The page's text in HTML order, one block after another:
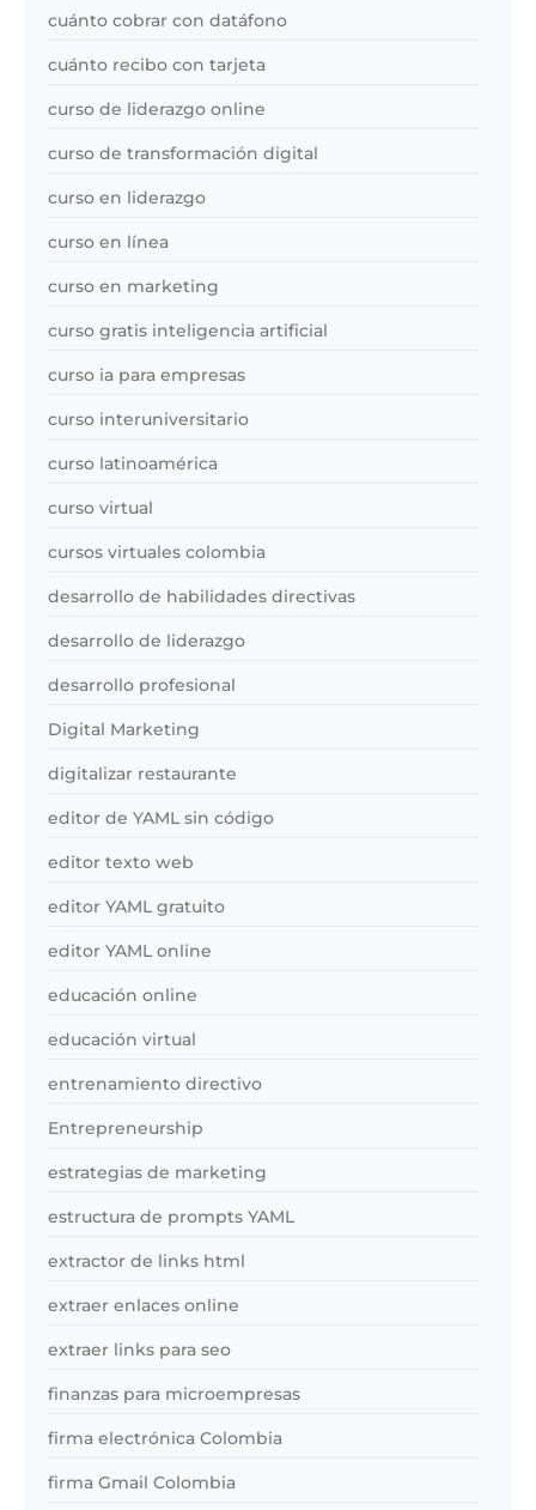
cuánto cobrar con datáfono
cuánto recibo con tarjeta
curso de liderazgo online
curso de transformación digital
curso en liderazgo
curso en línea
curso en marketing
curso gratis inteligencia artificial
curso ia para empresas
curso interuniversitario
curso latinoamérica
curso virtual
cursos virtuales colombia
desarrollo de habilidades directivas
desarrollo de liderazgo
desarrollo profesional
Digital Marketing
digitalizar restaurante
editor de YAML sin código
editor texto web
editor YAML gratuito
editor YAML online
educación online
educación virtual
entrenamiento directivo
Entrepreneurship
estrategias de marketing
estructura de prompts YAML
extractor de links html
extraer enlaces online
extraer links para seo
finanzas para microempresas
firma electrónica Colombia
firma Gmail Colombia